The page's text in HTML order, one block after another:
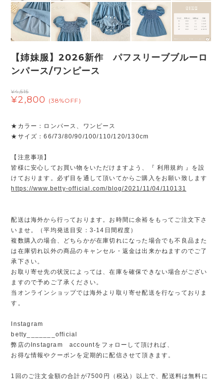
【姉妹服】2026新作 パフスリーブブルーロ
ンパース/ワンピース
¥4,515
¥2,800 (38%OFF)
★カラー：ロンパース、ワンピース
★サイズ：66/73/80/90/100/110/120/130cm
【注意事項】
皆様に安心してお買い物をいただけますよう、『 利用規約 』を設
けております。必ず目を通して頂いてからご購入をお願い致します
https://www.betty-official.com/blog/2021/11/04/110131
配送は海外から行っております。お時間に余裕をもってご注文下さ
いませ。（平均発送目安：3-14日間程度）
複数購入の場合、どちらかが在庫切れになった場合でも不良品また
は在庫切れ以外の商品のキャンセル・返金は出来かねますのでご了
承下さい。
お取り寄せ先の状況によっては、在庫を確保できない場合がござい
ますので予めご了承ください。
当オンラインショップでは海外より取り寄せ配送を行なっておりま
す。
Instagram
betty_______official
弊店のInstagram accountをフォローして頂ければ、
お得な情報やクーポンを定期的に配信させて頂きます。
1回のご注文金額の合計が7500円（税込）以上で、配送料は無料に